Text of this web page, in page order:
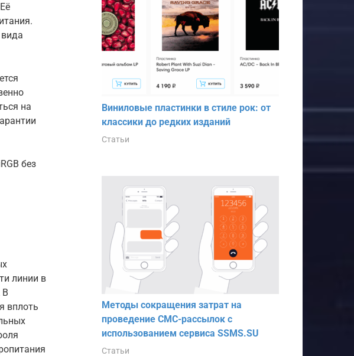
на
без
линии в
В
вплоть
Виниловые пластинки в стиле рок: от
классики до редких изданий
Статьи
Методы сокращения затрат на
проведение СМС-рассылок с
использованием сервиса SSMS.SU
Статьи